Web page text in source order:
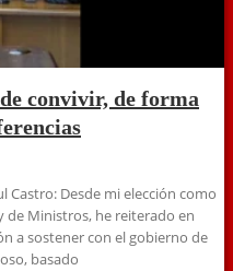
convivir, de forma
Castro: Desde mi elección como
de Ministros, he reiterado en
a sostener con el gobierno de
basado